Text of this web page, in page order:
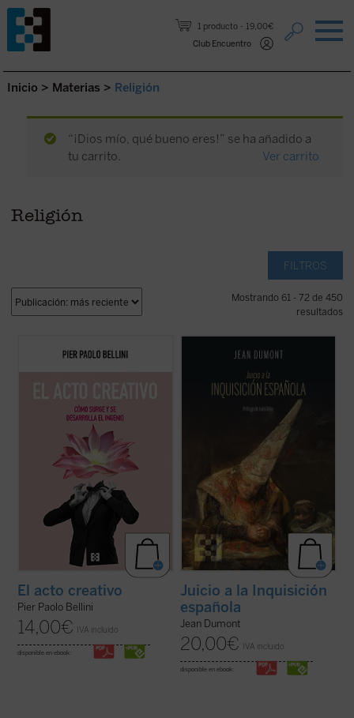
1 producto
19,00€
Club Encuentro
Saltar al contenido.
Inicio > Materias > Religión
“¡Dios mío, qué bueno eres!” se ha añadido a
tu carrito.
Ver carrito
Religión
FILTROS
Mostrando 61 - 72 de 450
resultados
este recorrido fascinante a través de los
El acto creativo
Pier Paolo Bellini
14,00€ IVA incluido
disponible en ebook:
oscurantismo y la crueldad mayores que
hispanista, se propone en Juicio a la
Inquisición españoladar una oportunidad
de defensa a la acusada. El resultado ...
Juicio a la Inquisición
española
Jean Dumont
20,00€ IVA incluido
disponible en ebook: